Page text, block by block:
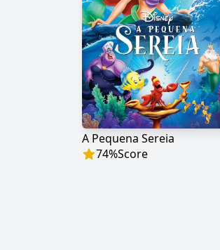
A Pequena Sereia
74%Score